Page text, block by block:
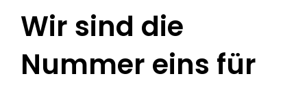
Wir sind die
Nummer eins für